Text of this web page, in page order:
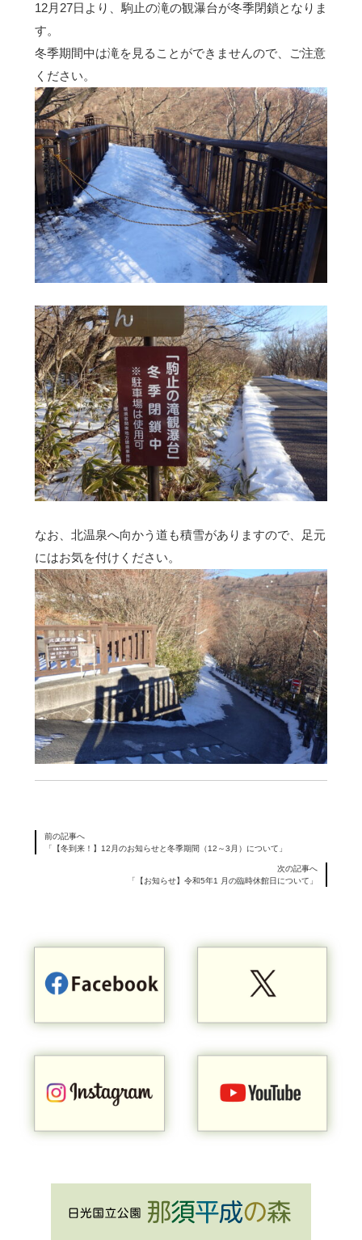
12月27日より、駒止の滝の観瀑台が冬季閉鎖となりま
す。
冬季期間中は滝を見ることができませんので、ご注意
ください。
なお、北温泉へ向かう道も積雪がありますので、足元
にはお気を付けください。
前の記事へ
「【冬到来！】12月のお知らせと冬季期間（12～3月）について」
次の記事へ
「【お知らせ】令和5年1 月の臨時休館日について」